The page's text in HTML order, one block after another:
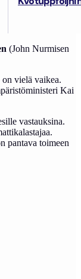
(John Nurmisen
vielä vaikea.
Kai
vastauksina.
pantava toimeen